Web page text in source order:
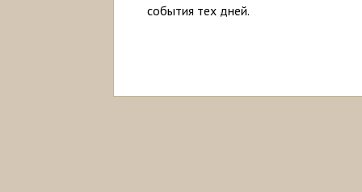
события тех дней.